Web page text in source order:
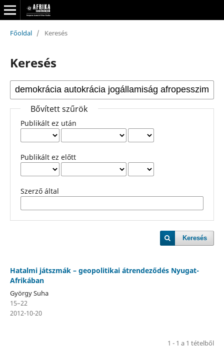
Főoldal / Keresés
Keresés
Bővített szűrök
Publikált ez után
Publikált ez előtt
Szerző által
Keresés
Hatalmi játszmák – geopolitikai átrendeződés Nyugat-
Afrikában
György Suha
15–22
2012-10-20
1 - 1 a 1 tételből